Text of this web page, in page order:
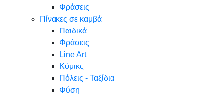
Φράσεις
Πίνακες σε καμβά
Παιδικά
Φράσεις
Line Art
Κόμικς
Πόλεις - Ταξίδια
Φύση